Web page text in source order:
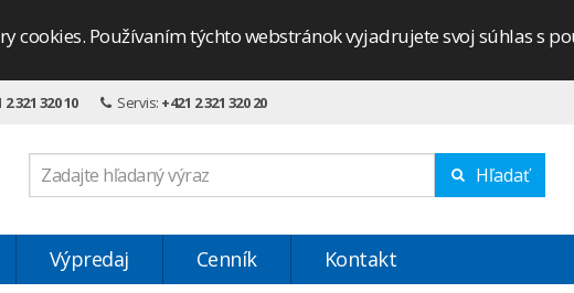
cookies. Používaním týchto webstránok vyjadrujete svoj súhlas s
2 321 320 10 Servis: +421 2 321 320 20
Hľadať
Výpredaj Cenník Kontakt